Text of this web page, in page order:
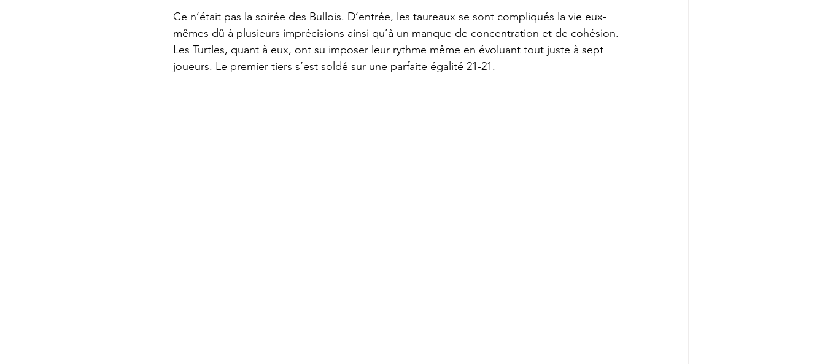
Ce n’était pas la soirée des Bullois. D’entrée, les taureaux se sont compliqués la vie eux-
mêmes dû à plusieurs imprécisions ainsi qu’à un manque de concentration et de cohésion.
Les Turtles, quant à eux, ont su imposer leur rythme même en évoluant tout juste à sept
joueurs. Le premier tiers s’est soldé sur une parfaite égalité 21-21.